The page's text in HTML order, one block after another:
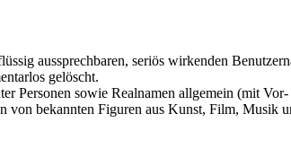
aussprechbaren, seriös wirkenden
gelöscht.
Personen sowie Realnamen allgemein (mit
von bekannten Figuren aus Kunst, Film, Musik